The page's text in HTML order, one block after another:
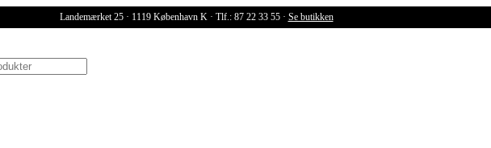
Landemærket 25 · 1119 København K · Tlf.: 87 22 33 55 · Se butikken